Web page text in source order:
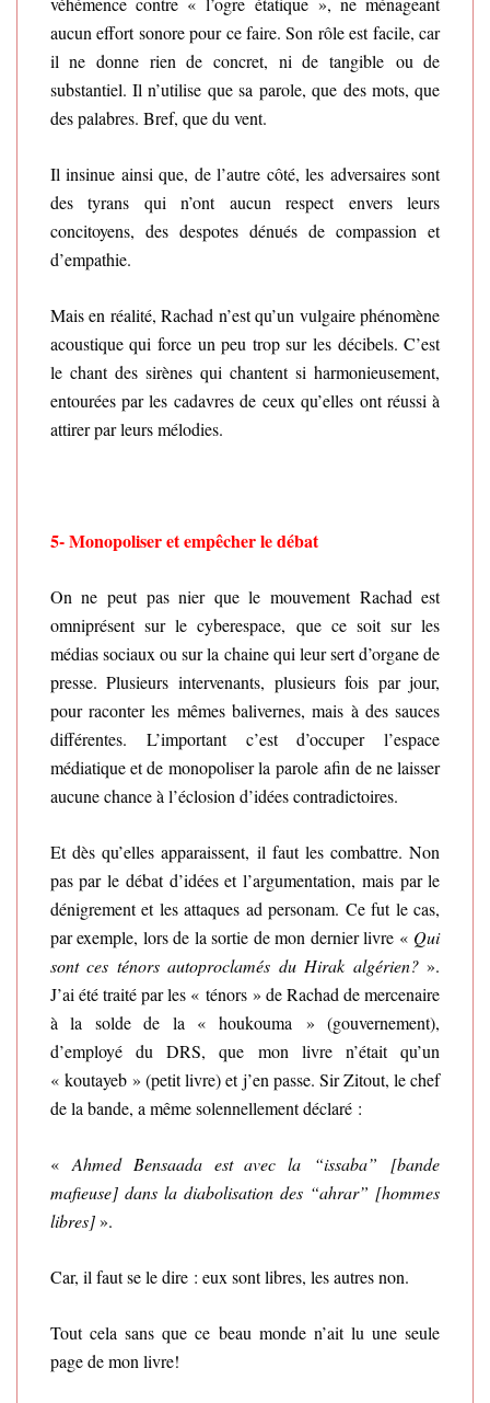
aucun effort sonore pour ce faire. Son rôle est facile, car
il ne donne rien de concret, ni de tangible ou de
substantiel. Il n’utilise que sa parole, que des mots, que
des palabres. Bref, que du vent.
Il insinue ainsi que, de l’autre côté, les adversaires sont
des tyrans qui n’ont aucun respect envers leurs
concitoyens, des despotes dénués de compassion et
d’empathie.
Mais en réalité, Rachad n’est qu’un vulgaire phénomène
acoustique qui force un peu trop sur les décibels. C’est
le chant des sirènes qui chantent si harmonieusement,
entourées par les cadavres de ceux qu’elles ont réussi à
attirer par leurs mélodies.
5-Monopoliser et empêcher le débat
On ne peut pas nier que le mouvement Rachad est
omniprésent sur le cyberespace, que ce soit sur les
médias sociaux ou sur la chaine qui leur sert d’organe de
presse. Plusieurs intervenants, plusieurs fois par jour,
pour raconter les mêmes balivernes, mais à des sauces
différentes. L’important c’est d’occuper l’espace
médiatique et de monopoliser la parole afin de ne laisser
aucune chance à l’éclosion d’idées contradictoires.
Et dès qu’elles apparaissent, il faut les combattre. Non
pas par le débat d’idées et l’argumentation, mais par le
dénigrement et les attaques ad personam. Ce fut le cas,
par exemple, lors de la sortie de mon dernier livre « Qui
sont ces ténors autoproclamés du Hirak algérien?».
J’ai été traité par les « ténors » de Rachad de mercenaire
à la solde de la « houkouma » (gouvernement),
d’employé du DRS, que mon livre n’était qu’un
« koutayeb » (petit livre) et j’en passe. Sir Zitout, le chef
de la bande, a même solennellement déclaré :
« Ahmed Bensaada est avec la “issaba” [bande
mafieuse] dans la diabolisation des “ahrar” [hommes
libres]».
Car, il faut se le dire : eux sont libres, les autres non.
Tout cela sans que ce beau monde n’ait lu une seule
page de mon livre!